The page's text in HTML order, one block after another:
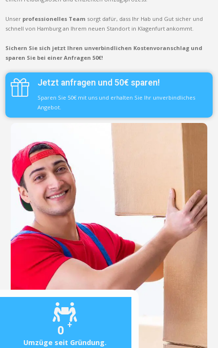
0 +
Umzüge seit Gründung.
Unser professionelles Team sorgt dafür, dass Ihr Hab und Gut sicher und
schnell von Hamburg an Ihrem neuen Standort in Klagenfurt ankommt.
Sichern Sie sich jetzt Ihren unverbindlichen Kostenvoranschlag und
sparen Sie bei einer Anfragen 50€!
Jetzt anfragen und 50€ sparen!
Sparen Sie 50€ mit uns und erhalten Sie Ihr unverbindliches
Angebot.